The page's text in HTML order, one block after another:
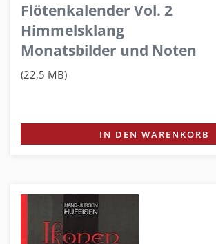
Flötenkalender Vol. 2
Himmelsklang
Monatsbilder und Noten
(22,5 MB)
IN DEN WARENKORB